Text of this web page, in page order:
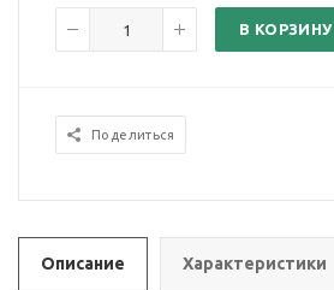
В КОРЗИНУ
Поделиться
Описание Характеристики